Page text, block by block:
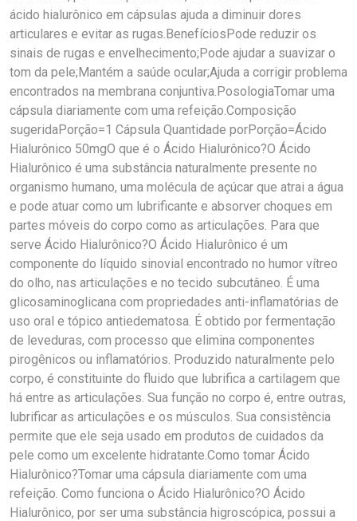
ácido hialurônico em cápsulas ajuda a diminuir dores
articulares e evitar as rugas.BenefíciosPode reduzir os
sinais de rugas e envelhecimento;Pode ajudar a suavizar o
tom da pele;Mantém a saúde ocular;Ajuda a corrigir problema
encontrados na membrana conjuntiva.PosologiaTomar uma
cápsula diariamente com uma refeição.Composição
sugeridaPorção=1 Cápsula Quantidade porPorção=Ácido
Hialurônico 50mgO que é o Ácido Hialurônico?O Ácido
Hialurônico é uma substância naturalmente presente no
organismo humano, uma molécula de açúcar que atrai a água
e pode atuar como um lubrificante e absorver choques em
partes móveis do corpo como as articulações. Para que
serve Ácido Hialurônico?O Ácido Hialurônico é um
componente do líquido sinovial encontrado no humor vítreo
do olho, nas articulações e no tecido subcutâneo. É uma
glicosaminoglicana com propriedades anti-inflamatórias de
uso oral e tópico antiedematosa. É obtido por fermentação
de leveduras, com processo que elimina componentes
pirogênicos ou inflamatórios. Produzido naturalmente pelo
corpo, é constituinte do fluido que lubrifica a cartilagem que
há entre as articulações. Sua função no corpo é, entre outras,
lubrificar as articulações e os músculos. Sua consistência
permite que ele seja usado em produtos de cuidados da
pele como um excelente hidratante.Como tomar Ácido
Hialurônico?Tomar uma cápsula diariamente com uma
refeição. Como funciona o Ácido Hialurônico?O Ácido
Hialurônico, por ser uma substância higroscópica, possui a